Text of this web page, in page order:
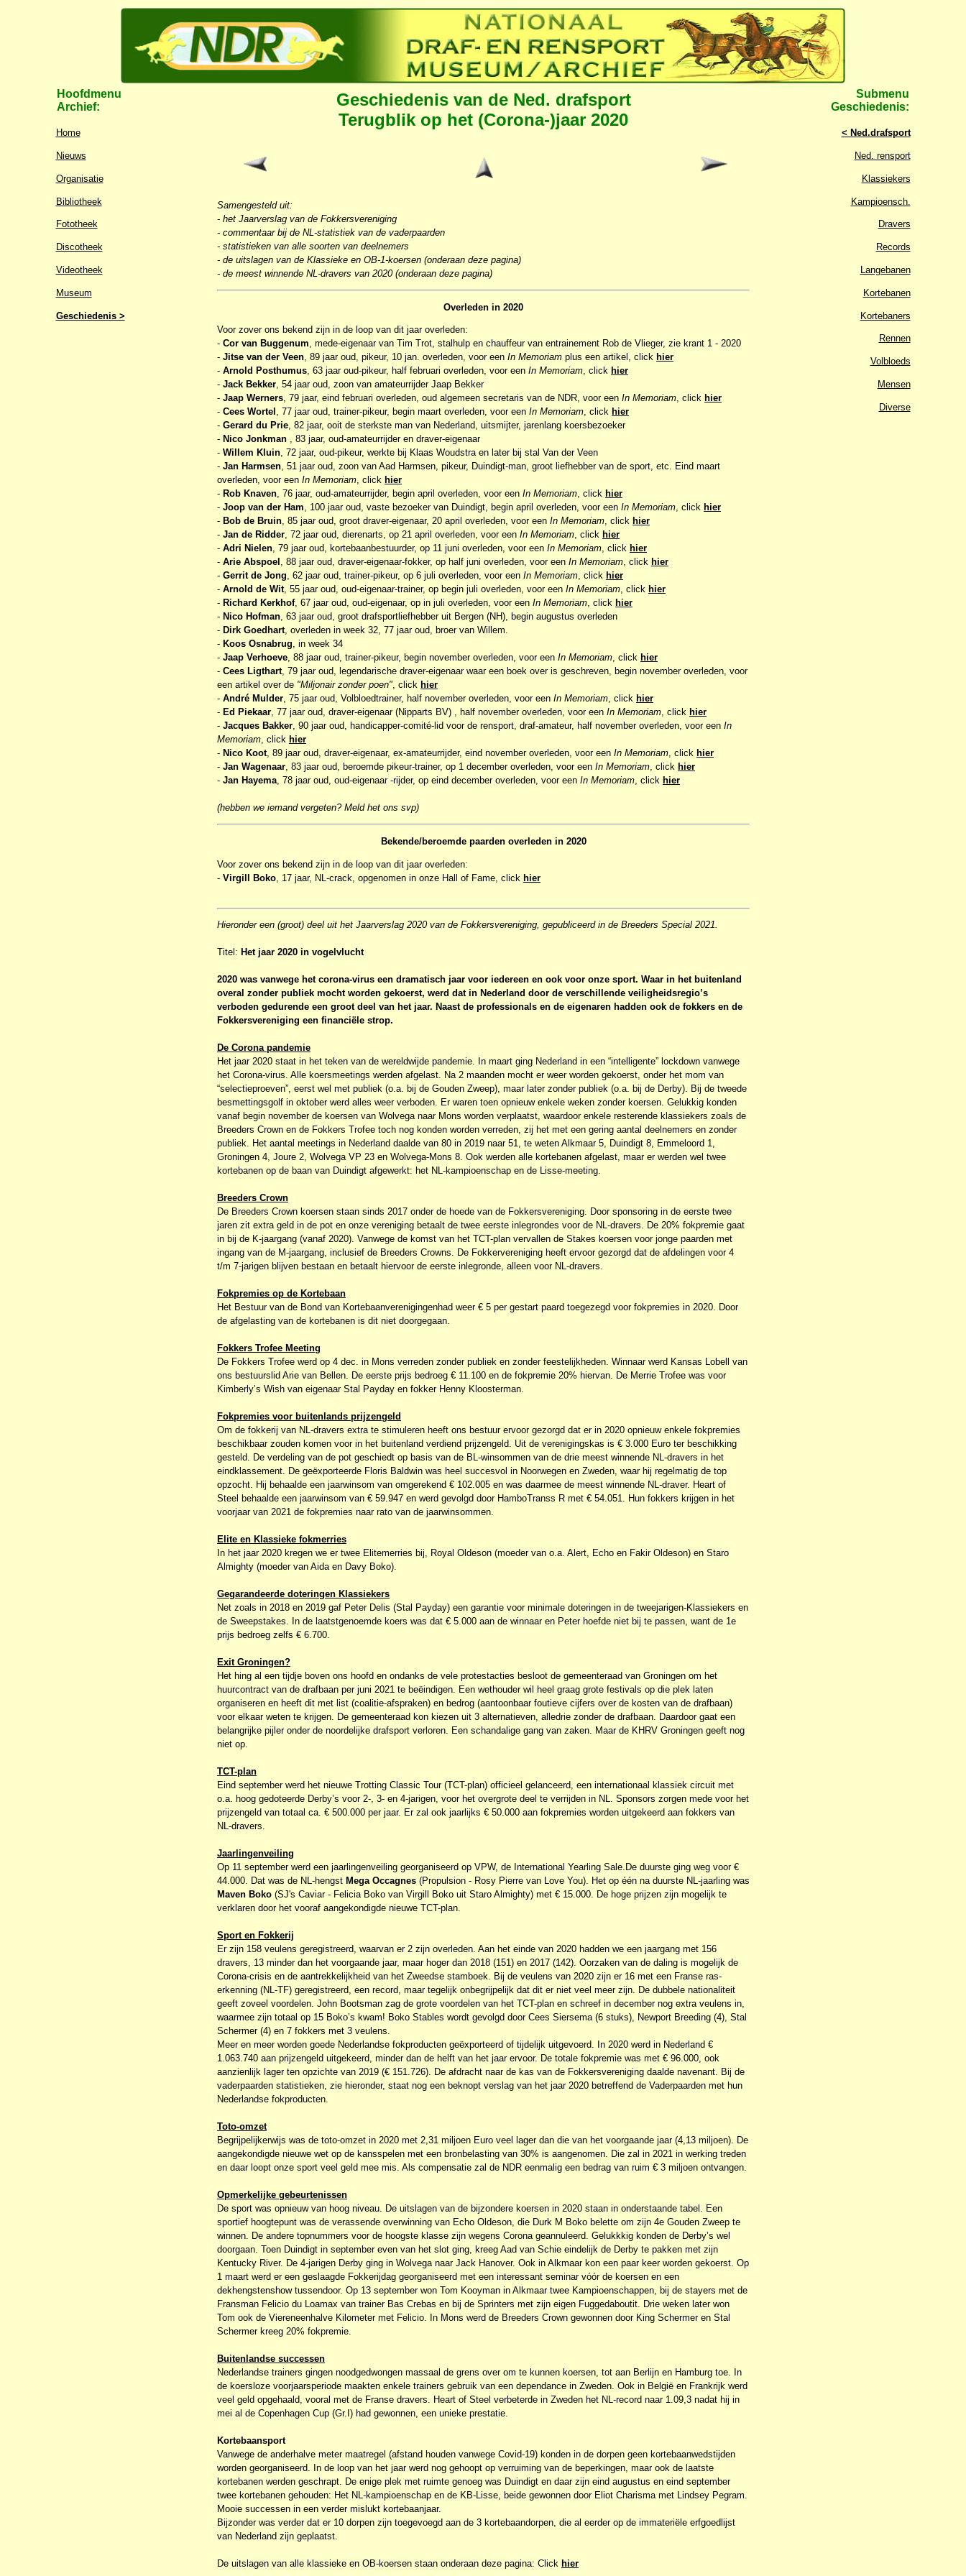
Hoofdmenu
Archief:
Home
Nieuws
Organisatie
Bibliotheek
Fototheek
Discotheek
Videotheek
Museum
Geschiedenis >
Geschiedenis van de Ned. drafsport
Terugblik op het (Corona-)jaar 2020
Samengesteld uit:
- het Jaarverslag van de Fokkersvereniging
- commentaar bij de NL-statistiek van de vaderpaarden
- statistieken van alle soorten van deelnemers
- de uitslagen van de Klassieke en OB-1-koersen (onderaan deze pagina)
- de meest winnende NL-dravers van 2020 (onderaan deze pagina)
Overleden in 2020
Voor zover ons bekend zijn in de loop van dit jaar overleden:
- Cor van Buggenum, mede-eigenaar van Tim Trot, stalhulp en chauffeur van entrainement Rob de Vlieger, zie krant 1 - 2020
- Jitse van der Veen, 89 jaar oud, pikeur, 10 jan. overleden, voor een In Memoriam plus een artikel, click hier
- Arnold Posthumus, 63 jaar oud-pikeur, half februari overleden, voor een In Memoriam, click hier
- Jack Bekker, 54 jaar oud, zoon van amateurrijder Jaap Bekker
- Jaap Werners, 79 jaar, eind februari overleden, oud algemeen secretaris van de NDR, voor een In Memoriam, click hier
- Cees Wortel , 77 jaar oud, trainer-pikeur, begin maart overleden, voor een In Memoriam, click hier
- Gerard du Prie, 82 jaar, ooit de sterkste man van Nederland, uitsmijter, jarenlang koersbezoeker
- Nico Jonkman , 83 jaar, oud-amateurrijder en draver-eigenaar
- Willem Kluin, 72 jaar, oud-pikeur, werkte bij Klaas Woudstra en later bij stal Van der Veen
- Jan Harmsen, 51 jaar oud, zoon van Aad Harmsen, pikeur, Duindigt-man, groot liefhebber van de sport, etc. Eind maart
overleden, voor een In Memoriam, click hier
- Rob Knaven, 76 jaar, oud-amateurrijder, begin april overleden, voor een In Memoriam, click hier
- Joop van der Ham, 100 jaar oud, vaste bezoeker van Duindigt, begin april overleden, voor een In Memoriam, click hier
- Bob de Bruin, 85 jaar oud, groot draver-eigenaar, 20 april overleden, voor een In Memoriam, click hier
- Jan de Ridder, 72 jaar oud, dierenarts, op 21 april overleden, voor een In Memoriam, click hier
- Adri Nielen, 79 jaar oud, kortebaanbestuurder, op 11 juni overleden, voor een In Memoriam, click hier
- Arie Abspoel , 88 jaar oud, draver-eigenaar-fokker, op half juni overleden, voor een In Memoriam, click hier
- Gerrit de Jong, 62 jaar oud, trainer-pikeur, op 6 juli overleden, voor een In Memoriam, click hier
- Arnold de Wit, 55 jaar oud, oud-eigenaar-trainer, op begin juli overleden, voor een In Memoriam, click hier
- Richard Kerkhof, 67 jaar oud, oud-eigenaar, op in juli overleden, voor een In Memoriam, click hier
- Nico Hofman, 63 jaar oud, groot drafsportliefhebber uit Bergen (NH), begin augustus overleden
- Dirk Goedhart, overleden in week 32, 77 jaar oud, broer van Willem.
- Koos Osnabrug, in week 34
- Jaap Verhoeve, 88 jaar oud, trainer-pikeur, begin november overleden, voor een In Memoriam, click hier
- Cees Ligthart, 79 jaar oud, legendarische draver-eigenaar waar een boek over is geschreven, begin november overleden, voor
een artikel over de "Miljonair zonder poen", click hier
- André Mulder, 75 jaar oud, Volbloedtrainer, half november overleden, voor een In Memoriam, click hier
- Ed Piekaar, 77 jaar oud, draver-eigenaar (Nipparts BV) , half november overleden, voor een In Memoriam, click hier
- Jacques Bakker, 90 jaar oud, handicapper-comité-lid voor de rensport, draf-amateur, half november overleden, voor een In
Memoriam, click hier
- Nico Koot, 89 jaar oud, draver-eigenaar, ex-amateurrijder, eind november overleden, voor een In Memoriam, click hier
- Jan Wagenaar, 83 jaar oud, beroemde pikeur-trainer, op 1 december overleden, voor een In Memoriam, click hier
- Jan Hayema, 78 jaar oud, oud-eigenaar -rijder, op eind december overleden, voor een In Memoriam, click hier
(hebben we iemand vergeten? Meld het ons svp)
Bekende/beroemde paarden overleden in 2020
Voor zover ons bekend zijn in de loop van dit jaar overleden:
- Virgill Boko , 17 jaar, NL-crack, opgenomen in onze Hall of Fame, click hier
Hieronder een (groot) deel uit het Jaarverslag 2020 van de Fokkersvereniging, gepubliceerd in de Breeders Special 2021.
Titel: Het jaar 2020 in vogelvlucht
2020 was vanwege het corona-virus een dramatisch jaar voor iedereen en ook voor onze sport. Waar in het buitenland
overal zonder publiek mocht worden gekoerst, werd dat in Nederland door de verschillende veiligheidsregio’s
verboden gedurende een groot deel van het jaar. Naast de professionals en de eigenaren hadden ook de fokkers en de
Fokkersvereniging een financiële strop.
De Corona pandemie
Het jaar 2020 staat in het teken van de wereldwijde pandemie. In maart ging Nederland in een “intelligente” lockdown vanwege
het Corona-virus. Alle koersmeetings werden afgelast. Na 2 maanden mocht er weer worden gekoerst, onder het mom van
“selectieproeven”, eerst wel met publiek (o.a. bij de Gouden Zweep), maar later zonder publiek (o.a. bij de Derby). Bij de tweede
besmettingsgolf in oktober werd alles weer verboden. Er waren toen opnieuw enkele weken zonder koersen. Gelukkig konden
vanaf begin november de koersen van Wolvega naar Mons worden verplaatst, waardoor enkele resterende klassiekers zoals de
Breeders Crown en de Fokkers Trofee toch nog konden worden verreden, zij het met een gering aantal deelnemers en zonder
publiek. Het aantal meetings in Nederland daalde van 80 in 2019 naar 51, te weten Alkmaar 5, Duindigt 8, Emmeloord 1,
Groningen 4, Joure 2, Wolvega VP 23 en Wolvega-Mons 8. Ook werden alle kortebanen afgelast, maar er werden wel twee
kortebanen op de baan van Duindigt afgewerkt: het NL-kampioenschap en de Lisse-meeting.
Breeders Crown
De Breeders Crown koersen staan sinds 2017 onder de hoede van de Fokkersvereniging. Door sponsoring in de eerste twee
jaren zit extra geld in de pot en onze vereniging betaalt de twee eerste inlegrondes voor de NL-dravers. De 20% fokpremie gaat
in bij de K-jaargang (vanaf 2020). Vanwege de komst van het TCT-plan vervallen de Stakes koersen voor jonge paarden met
ingang van de M-jaargang, inclusief de Breeders Crowns. De Fokkervereniging heeft ervoor gezorgd dat de afdelingen voor 4
t/m 7-jarigen blijven bestaan en betaalt hiervoor de eerste inlegronde, alleen voor NL-dravers.
Fokpremies op de Kortebaan
Het Bestuur van de Bond van Kortebaanverenigingenhad weer € 5 per gestart paard toegezegd voor fokpremies in 2020. Door
de afgelasting van de kortebanen is dit niet doorgegaan.
Fokkers Trofee Meeting
De Fokkers Trofee werd op 4 dec. in Mons verreden zonder publiek en zonder feestelijkheden. Winnaar werd Kansas Lobell van
ons bestuurslid Arie van Bellen. De eerste prijs bedroeg € 11.100 en de fokpremie 20% hiervan. De Merrie Trofee was voor
Kimberly’s Wish van eigenaar Stal Payday en fokker Henny Kloosterman.
Fokpremies voor buitenlands prijzengeld
Om de fokkerij van NL-dravers extra te stimuleren heeft ons bestuur ervoor gezorgd dat er in 2020 opnieuw enkele fokpremies
beschikbaar zouden komen voor in het buitenland verdiend prijzengeld. Uit de verenigingskas is € 3.000 Euro ter beschikking
gesteld. De verdeling van de pot geschiedt op basis van de BL-winsommen van de drie meest winnende NL-dravers in het
eindklassement. De geëxporteerde Floris Baldwin was heel succesvol in Noorwegen en Zweden, waar hij regelmatig de top
opzocht. Hij behaalde een jaarwinsom van omgerekend € 102.005 en was daarmee de meest winnende NL-draver. Heart of
Steel behaalde een jaarwinsom van € 59.947 en werd gevolgd door HamboTranss R met € 54.051. Hun fokkers krijgen in het
voorjaar van 2021 de fokpremies naar rato van de jaarwinsommen.
Elite en Klassieke fokmerries
In het jaar 2020 kregen we er twee Elitemerries bij, Royal Oldeson (moeder van o.a. Alert, Echo en Fakir Oldeson) en Staro
Almighty (moeder van Aida en Davy Boko).
Gegarandeerde doteringen Klassiekers
Net zoals in 2018 en 2019 gaf Peter Delis (Stal Payday) een garantie voor minimale doteringen in de tweejarigen-Klassiekers en
de Sweepstakes. In de laatstgenoemde koers was dat € 5.000 aan de winnaar en Peter hoefde niet bij te passen, want de 1e
prijs bedroeg zelfs € 6.700.
Exit Groningen?
Het hing al een tijdje boven ons hoofd en ondanks de vele protestacties besloot de gemeenteraad van Groningen om het
huurcontract van de drafbaan per juni 2021 te beëindigen. Een wethouder wil heel graag grote festivals op die plek laten
organiseren en heeft dit met list (coalitie-afspraken) en bedrog (aantoonbaar foutieve cijfers over de kosten van de drafbaan)
voor elkaar weten te krijgen. De gemeenteraad kon kiezen uit 3 alternatieven, alledrie zonder de drafbaan. Daardoor gaat een
belangrijke pijler onder de noordelijke drafsport verloren. Een schandalige gang van zaken. Maar de KHRV Groningen geeft nog
niet op.
TCT-plan
Eind september werd het nieuwe Trotting Classic Tour (TCT-plan) officieel gelanceerd, een internationaal klassiek circuit met
o.a. hoog gedoteerde Derby’s voor 2-, 3- en 4-jarigen, voor het overgrote deel te verrijden in NL. Sponsors zorgen mede voor het
prijzengeld van totaal ca. € 500.000 per jaar. Er zal ook jaarlijks € 50.000 aan fokpremies worden uitgekeerd aan fokkers van
NL-dravers.
Jaarlingenveiling
Op 11 september werd een jaarlingenveiling georganiseerd op VPW, de International Yearling Sale.De duurste ging weg voor €
44.000. Dat was de NL-hengst Mega Occagnes (Propulsion - Rosy Pierre van Love You). Het op één na duurste NL-jaarling was
Maven Boko (SJ's Caviar - Felicia Boko van Virgill Boko uit Staro Almighty) met € 15.000. De hoge prijzen zijn mogelijk te
verklaren door het vooraf aangekondigde nieuwe TCT-plan.
Sport en Fokkerij
Er zijn 158 veulens geregistreerd, waarvan er 2 zijn overleden. Aan het einde van 2020 hadden we een jaargang met 156
dravers, 13 minder dan het voorgaande jaar, maar hoger dan 2018 (151) en 2017 (142). Oorzaken van de daling is mogelijk de
Corona-crisis en de aantrekkelijkheid van het Zweedse stamboek. Bij de veulens van 2020 zijn er 16 met een Franse ras-
erkenning (NL-TF) geregistreerd, een record, maar tegelijk onbegrijpelijk dat dit er niet veel meer zijn. De dubbele nationaliteit
geeft zoveel voordelen. John Bootsman zag de grote voordelen van het TCT-plan en schreef in december nog extra veulens in,
waarmee zijn totaal op 15 Boko’s kwam! Boko Stables wordt gevolgd door Cees Siersema (6 stuks), Newport Breeding (4), Stal
Schermer (4) en 7 fokkers met 3 veulens.
Meer en meer worden goede Nederlandse fokproducten geëxporteerd of tijdelijk uitgevoerd. In 2020 werd in Nederland €
1.063.740 aan prijzengeld uitgekeerd, minder dan de helft van het jaar ervoor. De totale fokpremie was met € 96.000, ook
aanzienlijk lager ten opzichte van 2019 (€ 151.726). De afdracht naar de kas van de Fokkersvereniging daalde navenant. Bij de
vaderpaarden statistieken, zie hieronder, staat nog een beknopt verslag van het jaar 2020 betreffend de Vaderpaarden met hun
Nederlandse fokproducten.
Toto-omzet
Begrijpelijkerwijs was de toto-omzet in 2020 met 2,31 miljoen Euro veel lager dan die van het voorgaande jaar (4,13 miljoen). De
aangekondigde nieuwe wet op de kansspelen met een bronbelasting van 30% is aangenomen. Die zal in 2021 in werking treden
en daar loopt onze sport veel geld mee mis. Als compensatie zal de NDR eenmalig een bedrag van ruim € 3 miljoen ontvangen.
Opmerkelijke gebeurtenissen
De sport was opnieuw van hoog niveau. De uitslagen van de bijzondere koersen in 2020 staan in onderstaande tabel. Een
sportief hoogtepunt was de verassende overwinning van Echo Oldeson, die Durk M Boko belette om zijn 4e Gouden Zweep te
winnen. De andere topnummers voor de hoogste klasse zijn wegens Corona geannuleerd. Gelukkkig konden de Derby’s wel
doorgaan. Toen Duindigt in september even van het slot ging, kreeg Aad van Schie eindelijk de Derby te pakken met zijn
Kentucky River. De 4-jarigen Derby ging in Wolvega naar Jack Hanover. Ook in Alkmaar kon een paar keer worden gekoerst. Op
1 maart werd er een geslaagde Fokkerijdag georganiseerd met een interessant seminar vóór de koersen en een
dekhengstenshow tussendoor. Op 13 september won Tom Kooyman in Alkmaar twee Kampioenschappen, bij de stayers met de
Fransman Felicio du Loamax van trainer Bas Crebas en bij de Sprinters met zijn eigen Fuggedaboutit. Drie weken later won
Tom ook de Viereneenhalve Kilometer met Felicio. In Mons werd de Breeders Crown gewonnen door King Schermer en Stal
Schermer kreeg 20% fokpremie.
Buitenlandse successen
Nederlandse trainers gingen noodgedwongen massaal de grens over om te kunnen koersen, tot aan Berlijn en Hamburg toe. In
de koersloze voorjaarsperiode maakten enkele trainers gebruik van een dependance in Zweden. Ook in België en Frankrijk werd
veel geld opgehaald, vooral met de Franse dravers. Heart of Steel verbeterde in Zweden het NL-record naar 1.09,3 nadat hij in
mei al de Copenhagen Cup (Gr.I) had gewonnen, een unieke prestatie.
Kortebaansport
Vanwege de anderhalve meter maatregel (afstand houden vanwege Covid-19) konden in de dorpen geen kortebaanwedstijden
worden georganiseerd. In de loop van het jaar werd nog gehoopt op verruiming van de beperkingen, maar ook de laatste
kortebanen werden geschrapt. De enige plek met ruimte genoeg was Duindigt en daar zijn eind augustus en eind september
twee kortebanen gehouden: Het NL-kampioenschap en de KB-Lisse, beide gewonnen door Eliot Charisma met Lindsey Pegram.
Mooie successen in een verder mislukt kortebaanjaar.
Bijzonder was verder dat er 10 dorpen zijn toegevoegd aan de 3 kortebaandorpen, die al eerder op de immateriële erfgoedlijst
van Nederland zijn geplaatst.
De uitslagen van alle klassieke en OB-koersen staan onderaan deze pagina: Click hier
Submenu
Geschiedenis:
< Ned.drafsport
Ned. rensport
Klassiekers
Kampioensch.
Dravers
Records
Langebanen
Kortebanen
Kortebaners
Rennen
Volbloeds
Mensen
Diverse